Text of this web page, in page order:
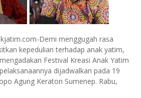
Demi menggugah rasa
kepedulian terhadap anak yatim,
Festival Kreasi Anak Yatim
dijadwalkan pada 19
Agung Keraton Sumenep. Rabu,